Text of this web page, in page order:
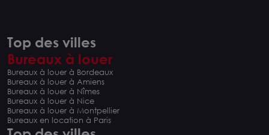
Top des villes
Bureaux à louer
Bureaux à louer à Bordeaux
Bureaux à louer à Amiens
Bureaux à louer à Nîmes
Bureaux à louer à Nice
Bureaux à louer à Montpellier
Bureaux en location à Paris